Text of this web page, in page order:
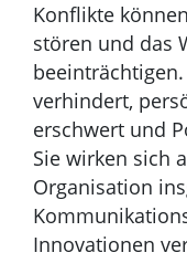
Konflikte
stören und das
verhindert,
erschwert und
Sie wirken sich
Organisation
Innovationen